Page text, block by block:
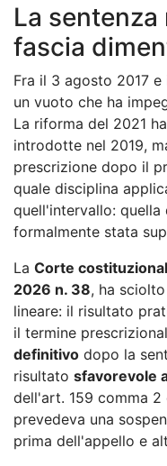
La
fascia
Fra il 3 agosto 2017
un vuoto che ha
La riforma del 2021
introdotte nel 2019,
prescrizione dopo il
quale disciplina
quell'intervallo: quella
formalmente stata
La Corte
2026 n. 38, ha
lineare: il risultato
il termine
definitivo dopo la
risultato sfavorevole
dell'art. 159 comma 2
prevedeva una
prima dell'appello e